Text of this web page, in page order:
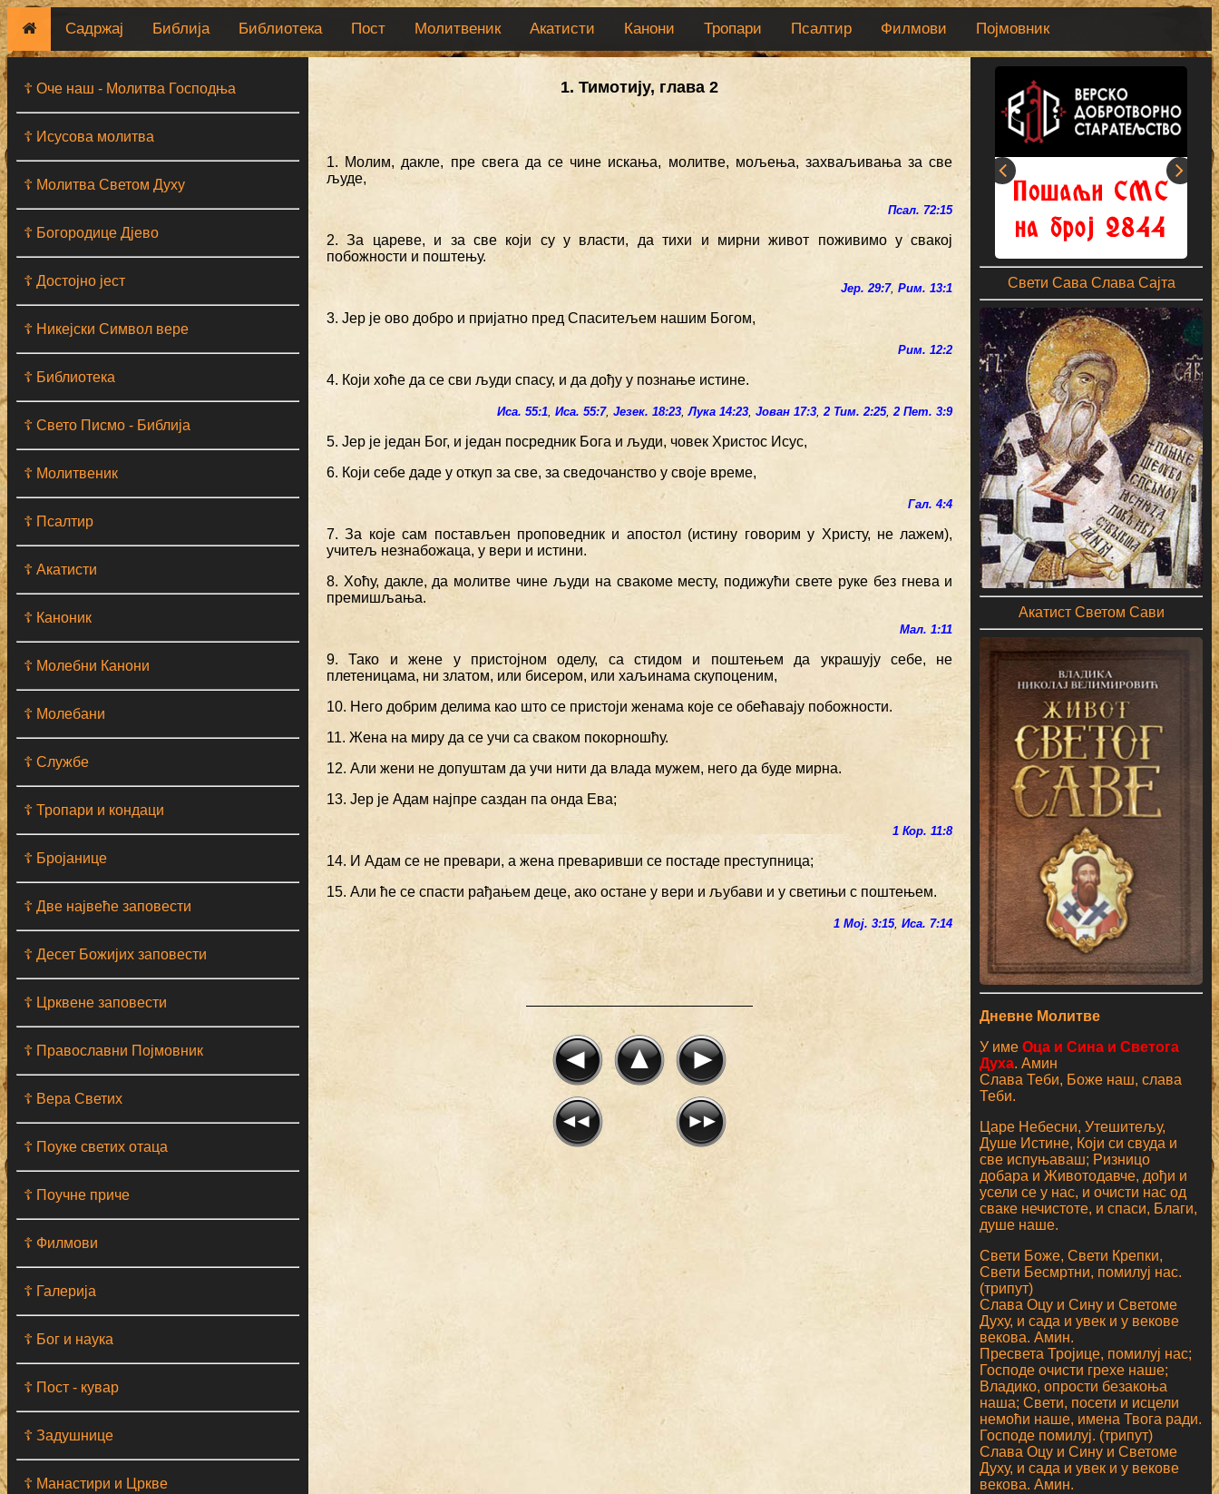
Садржај Библија Библиотека Пост Молитвеник Акатисти Канони Тропари Псалтир Филмови Појмовник
☦ Оче наш - Moлитва Господња
☦ Исусова молитва
☦ Молитва Светом Духу
☦ Богородице Дјево
☦ Достојно јест
☦ Никејски Символ вере
☦ Библиотека
☦ Свето Писмо - Библија
☦ Молитвеник
☦ Псалтир
☦ Акатисти
☦ Каноник
☦ Молебни Канони
☦ Молебани
☦ Службе
☦ Тропари и кондаци
☦ Бројанице
☦ Две највеће заповести
☦ Десет Божијих заповести
☦ Црквене заповести
☦ Православни Појмовник
☦ Вера Светих
☦ Поуке светих отаца
☦ Поучне приче
☦ Филмови
☦ Галерија
☦ Бог и наука
☦ Пост - кувар
☦ Задушнице
☦ Манастири и Цркве
1. Тимотију, глава 2
1. Молим, дакле, пре свега да се чине искања, молитве, мољења, захваљивања за све
људе,
Псал. 72:15
2. За цареве, и за све који су у власти, да тихи и мирни живот поживимо у свакој
побожности и поштењу.
Јер. 29:7,Рим. 13:1
3. Јер је ово добро и пријатно пред Спаситељем нашим Богом,
Рим. 12:2
4. Који хоће да се сви људи спасу, и да дођу у познање истине.
Иса. 55:1,Иса. 55:7,Језек. 18:23,Лука 14:23,Јован 17:3,2 Тим. 2:25,2 Пет. 3:9
5. Јер је један Бог, и један посредник Бога и људи, човек Христос Исус,
6. Који себе даде у откуп за све, за сведочанство у своје време,
Гал. 4:4
7. За које сам постављен проповедник и апостол (истину говорим у Христу, не лажем),
учитељ незнабожаца, у вери и истини.
8. Хоћу, дакле, да молитве чине људи на свакоме месту, подижући свете руке без гнева и
премишљања.
Мал. 1:11
9. Тако и жене у пристојном оделу, са стидом и поштењем да украшују себе, не
плетеницама, ни златом, или бисером, или хаљинама скупоценим,
10. Него добрим делима као што се пристоји женама које се обећавају побожности.
11. Жена на миру да се учи са сваком покорношћу.
12. Али жени не допуштам да учи нити да влада мужем, него да буде мирна.
13. Јер је Адам најпре саздан па онда Ева;
1 Кор. 11:8
14. И Адам се не превари, а жена преваривши се постаде преступница;
15. Али ће се спасти рађањем деце, ако остане у вери и љубави и у светињи с поштењем.
1 Мој. 3:15,Иса. 7:14
Свети Сава Слава Сајта
Акатист Светом Сави
Дневне Молитве
У имеОца и Сина и Светога
Духа. Амин
Слава Теби, Боже наш, слава
Теби.
Царе Небесни, Утешитељу,
Душе Истине, Који си свуда и
све испуњаваш; Ризницо
добара и Животодавче, дођи и
усели се у нас, и очисти нас од
сваке нечистоте, и спаси, Благи,
душе наше.
Свети Боже, Свети Крепки,
Свети Бесмртни, помилуј нас.
(трипут)
Слава Оцу и Сину и Светоме
Духу, и сада и увек и у векове
векова. Амин.
Пресвета Тројице, помилуј нас;
Господе очисти грехе наше;
Владико, опрости безакоња
наша; Свети, посети и исцели
немоћи наше, имена Твога ради.
Господе помилуј. (трипут)
Слава Оцу и Сину и Светоме
Духу, и сада и увек и у векове
векова. Амин.